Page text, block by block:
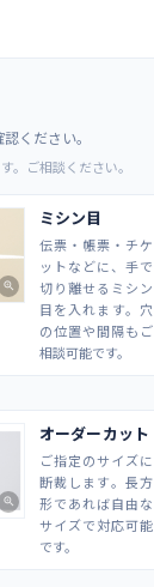
ください。
。ご相談ください。
zoom_in
ミシン目
伝票・帳票・チケ
ットなどに、手で
切り離せるミシン
目を入れます。穴
の位置や間隔もご
相談可能です。
zoom_in
オーダーカット
ご指定のサイズに
断裁します。長方
形であれば自由な
サイズで対応可能
です。